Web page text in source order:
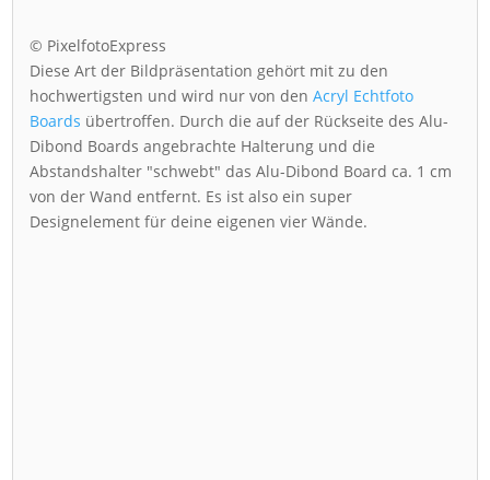
© PixelfotoExpress
Diese Art der Bildpräsentation gehört mit zu den
hochwertigsten und wird nur von denAcryl Echtfoto
Boards übertroffen. Durch die auf der Rückseite des Alu-
Dibond Boards angebrachte Halterung und die
Abstandshalter "schwebt" das Alu-Dibond Board ca. 1 cm
von der Wand entfernt. Es ist also ein super
Designelement für deine eigenen vier Wände.